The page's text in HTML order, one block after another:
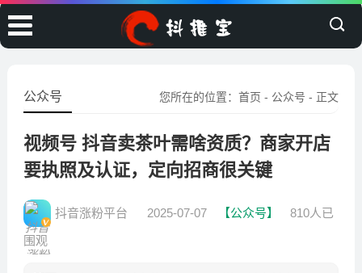
您所在的位置：首页 - 公众号 - 正文
公众号
视频号 抖音卖茶叶需啥资质？商家开店
要执照及认证，定向招商很关键
抖音涨粉平台 2025-07-07 【公众号】
810人已
围观